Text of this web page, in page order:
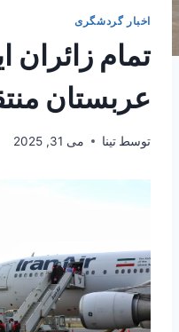
اخبار گردشگری
تمام زائران
عربستان
توسط تینا می 31, 2025